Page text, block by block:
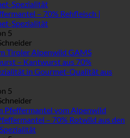
– 70% Rehfleisch |
Spezialität
5
– Kantwurst aus 70%
in Gourmet-Qualität aus
5
– 70% Rotwild aus den